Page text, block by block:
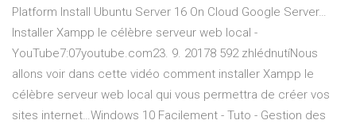
Platform Install Ubuntu Server 16 On Cloud Google Server…
Installer Xampp le célèbre serveur web local -
YouTube7:07youtube.com23. 9. 20178 592 zhlédnutíNous
allons voir dans cette vidéo comment installer Xampp le
célèbre serveur web local qui vous permettra de créer vos
sites internet…Windows 10 Facilement - Tuto - Gestion des